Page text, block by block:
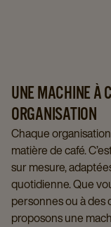
UNE MACHINE À
ORGANISATION
Chaque
matière de café.
sur mesure,
quotidienne. Que
personnes ou à des
proposons une